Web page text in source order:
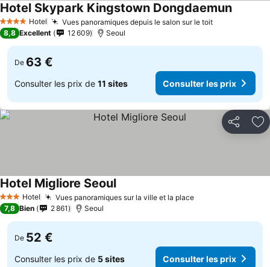
4 Étoiles Hotel Vues panoramiques depuis le salon sur le toitConsulter
Hotel Skypark Kingstown Dongdaemun
8,8 Excellent 12 609 Seoul
De 63 €
Consulter les prix de 11 sites Consulter les prix
Partager
3 ÉtoilesHotel Vues panoramiques sur la ville et la placeConsulter les
Hotel Migliore SeoulConsulter les prix
7,8 Bien 2 861 Seoul
De 52 €
Consulter les prix de 5 sites Consulter les prix